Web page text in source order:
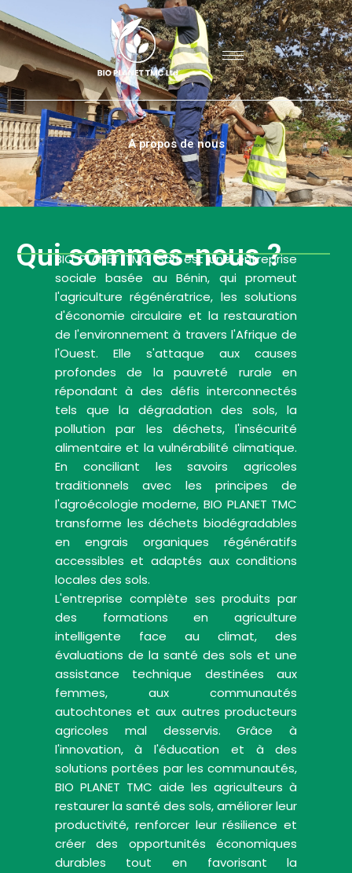
Aller
au
contenu
A propos de nous
Qui sommes-nous ?
BIO PLANET TMC Sarl est une entreprise
sociale basée au Bénin, qui promeut
l'agriculture régénératrice, les solutions
d'économie circulaire et la restauration
de l'environnement à travers l'Afrique de
l'Ouest. Elle s'attaque aux causes
profondes de la pauvreté rurale en
répondant à des défis interconnectés
tels que la dégradation des sols, la
pollution par les déchets, l'insécurité
alimentaire et la vulnérabilité climatique.
En conciliant les savoirs agricoles
traditionnels avec les principes de
l'agroécologie moderne, BIO PLANET TMC
transforme les déchets biodégradables
en engrais organiques régénératifs
accessibles et adaptés aux conditions
locales des sols.
L'entreprise complète ses produits par
des formations en agriculture
intelligente face au climat, des
évaluations de la santé des sols et une
assistance technique destinées aux
femmes, aux communautés
autochtones et aux autres producteurs
agricoles mal desservis. Grâce à
l'innovation, à l'éducation et à des
solutions portées par les communautés,
BIO PLANET TMC aide les agriculteurs à
restaurer la santé des sols, améliorer leur
productivité, renforcer leur résilience et
créer des opportunités économiques
durables tout en favorisant la